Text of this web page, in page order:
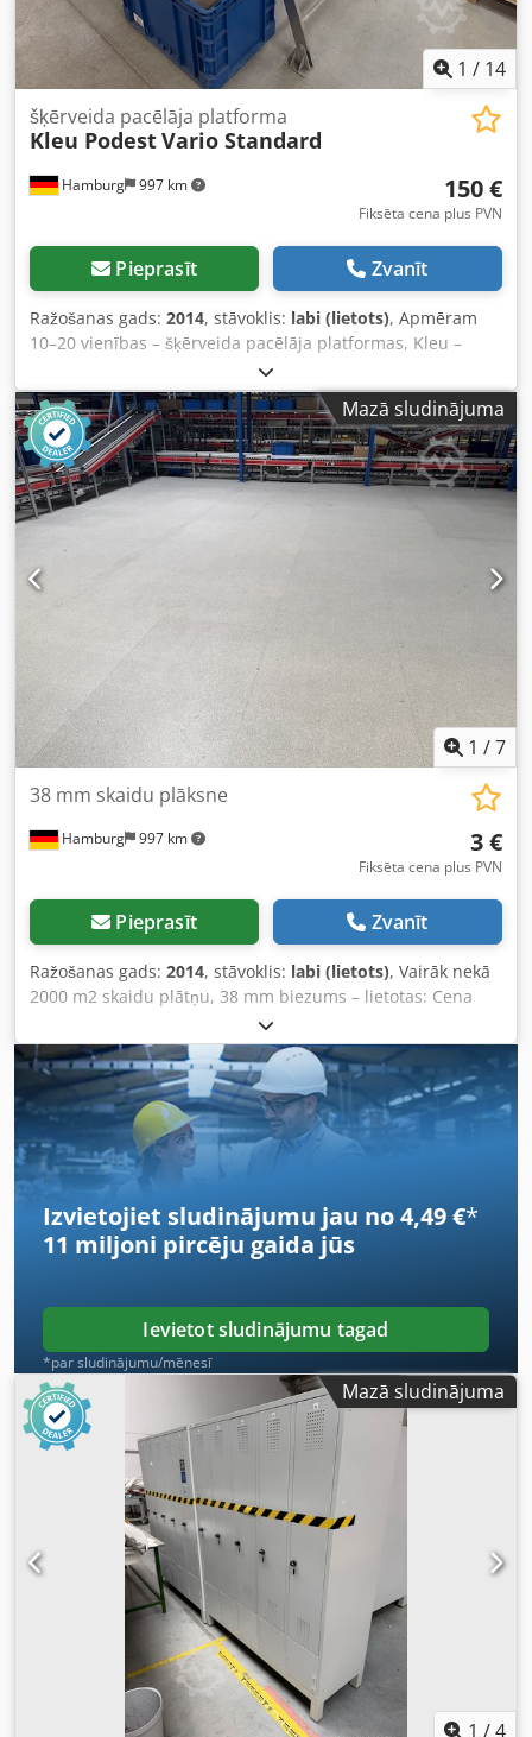
1 / 14
Hamburg 997 km
šķērveida pacēlāja platforma
Kleu PodestVario Standard
150 €
Fiksēta cena plus PVN
Pieprasīt Zvanīt
Ražošanas gads: 2014, stāvoklis: labi (lietots), Apmēram
10–20 vienības – šķērveida pacēlāja platformas, Kleu –
lietotas: Cena par vienu vienību no noliktavas: 150 € (bez
PVN)! Ražotājs: Kleu Podest Tips: Vario Standard Izlaiduma
gads: nav zināms Izmēri: apmēram 2 m x 1 m Csdpfxozq
Abpe An Iorf Maksimālā slodze: 750 kg/m2 Regulējams
augstums Augstums: apmēram 1 m Darbināšana:
pagrieziet platformu. Nospiediet fiksācijas sviras
apakšpusē. Iestatiet šķērēm vēlamo augstumu. Atlaidiet
ceturtajā ceturksnī 2026. gadā Atrašanās vieta: Hamburgā
Mazā sludinājuma
1 /7
Hamburg 997 km
38 mm skaidu plāksne
3 €
Fiksēta cena plus PVN
Pieprasīt Zvanīt
Ražošanas gads: 2014, stāvoklis: labi (lietots), Vairāk nekā
2000 m2 skaidu plātņu, 38 mm biezums – lietotas: Cena
par m2, sākot no noliktavas: 3,00 € (bez PVN), demontētas,
iepakotas un gatavas iekraušanai! Ražotājs: nezināms Tips:
nezināms Ražošanas gads: 2014 Biezums: 38 mm
Augšpuse: pelēka, ar marmorētu apdari Apakšpuse: balta
Izmēri: Galvenokārt, piemēram: 2,62 x 1 m 3,78 x 1 m
Codpfx Anezq Aarj Iorf Un citi izmēri Stāvoklis: labs
Pieejamība: aptuveni no 2026. gada ceturtā ceturkšņa
Izvietojiet sludinājumu jau no 4,49 €*
11 miljoni pircēju gaida jūs
Ievietot sludinājumu tagad
*par sludinājumu/mēnesī
Mazā sludinājuma
1 /4